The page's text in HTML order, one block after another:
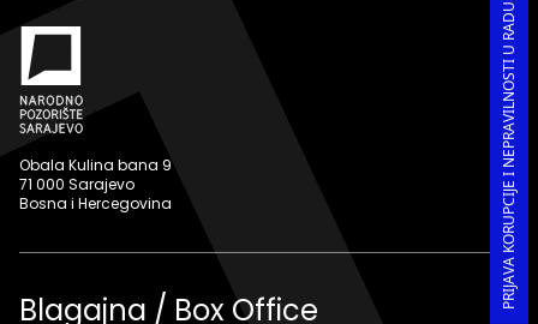
PRIJAVA KORUPCIJE I NEPRAVILNOSTI U RADU
Obala Kulina bana 9
71 000 Sarajevo
Bosna i Hercegovina
Blagajna / Box Office